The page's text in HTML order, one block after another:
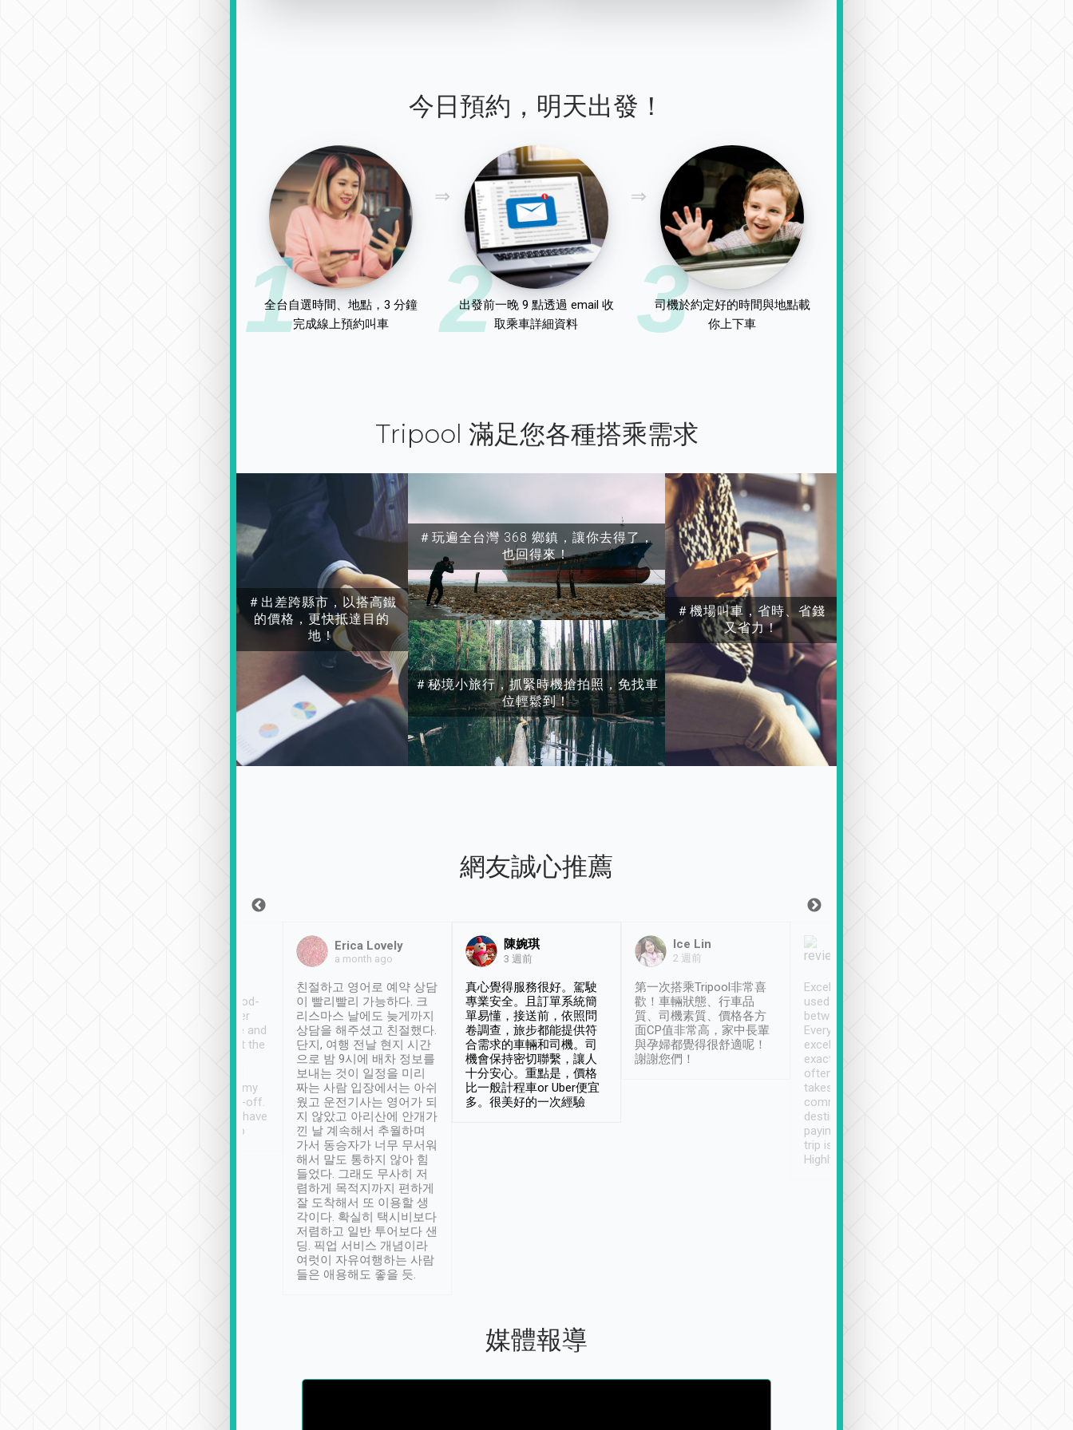
今日預約，明天出發！
1
全台自選時間、地點，3 分鐘
完成線上預約叫車
2
出發前一晚 9 點透過 email 收
取乘車詳細資料
3
司機於約定好的時間與地點載
你上下車
Tripool 滿足您各種搭乘需求
＃出差跨縣市，以搭高鐵
的價格，更快抵達目的
地！
＃玩遍全台灣 368 鄉鎮，讓你去得了，
也回得來！
＃秘境小旅行，抓緊時機搶拍照，免找車
位輕鬆到！
＃機場叫車，省時、省錢
又省力！
網友誠心推薦
service, vehicles in good-
condition and the driver
service was awesome and
thoughtful. Driver went the
have safely arrived at my
destination after drop-off.
Definitely something I have
not seen elsewhere 👍
Erica Lovely
a month ago
친절하고 영어로 예약 상담
이 빨리빨리 가능하다. 크
리스마스 날에도 늦게까지
상담을 해주셨고 친절했다.
단지, 여행 전날 현지 시간
으로 밤 9시에 배차 정보를
보내는 것이 일정을 미리
짜는 사람 입장에서는 아쉬
웠고 운전기사는 영어가 되
지 않았고 아리산에 안개가
낀 날 계속해서 추월하며
가서 동승자가 너무 무서워
해서 말도 통하지 않아 힘
들었다. 그래도 무사히 저
렴하게 목적지까지 편하게
잘 도착해서 또 이용할 생
각이다. 확실히 택시비보다
저렴하고 일반 투어보다 샌
딩. 픽업 서비스 개념이라
여럿이 자유여행하는 사람
들은 애용해도 좋을 듯.
陳婉琪
3 週前
真心覺得服務很好。駕駛
專業安全。且訂單系統簡
單易懂，接送前，依照問
卷調查，旅步都能提供符
合需求的車輛和司機。司
機會保持密切聯繫，讓人
十分安心。重點是，價格
比一般計程車or Uber便宜
多。很美好的一次經驗
Ice Lin
2 週前
第一次搭乘Tripool非常喜
歡！車輛狀態、行車品
質、司機素質、價格各方
面CP值非常高，家中長輩
與孕婦都覺得很舒適呢！
謝謝您們！
Excellent service. We have
used Tripool to travel
between cities in Taiwan.
Every driver has been
excellent and arrives
exactly on time. As there is
often limited English it
takes the difficulty out of
communicating the
destination details and
paying online prior to the
trip is very convenient.
Highly recommended
媒體報導